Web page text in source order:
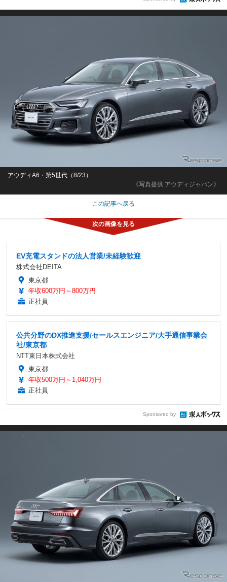
《写真提供 アウディジャパン》
アウディA6・第5世代（8/23）
この記事へ戻る
EV充電スタンドの法人営業/未経験歓迎
株式会社DEITA
東京都
年収600万円～800万円
正社員
公共分野のDX推進支援/セールスエンジニア/大手通信事業会
社/東京都
NTT東日本株式会社
東京都
年収500万円～1,040万円
正社員
Sponsored by